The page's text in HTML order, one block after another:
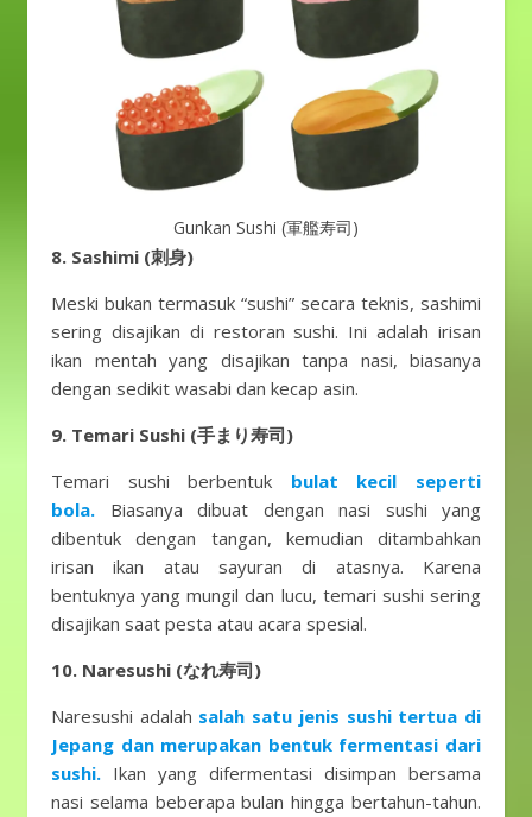
Gunkan Sushi (軍艦寿司)
8. Sashimi (刺身)
Meski bukan termasuk “sushi” secara teknis, sashimi
sering disajikan di restoran sushi. Ini adalah irisan
ikan mentah yang disajikan tanpa nasi, biasanya
dengan sedikit wasabi dan kecap asin.
9. Temari Sushi (手まり寿司)
Temari sushi berbentuk
bulat kecil seperti
bola.
Biasanya dibuat dengan nasi sushi yang
dibentuk dengan tangan, kemudian ditambahkan
irisan ikan atau sayuran di atasnya. Karena
bentuknya yang mungil dan lucu, temari sushi sering
disajikan saat pesta atau acara spesial.
10. Naresushi (なれ寿司)
Naresushi adalah salah satu jenis sushi tertua di
Jepang dan merupakan bentuk fermentasi dari
sushi. Ikan yang difermentasi disimpan bersama
nasi selama beberapa bulan hingga bertahun-tahun.